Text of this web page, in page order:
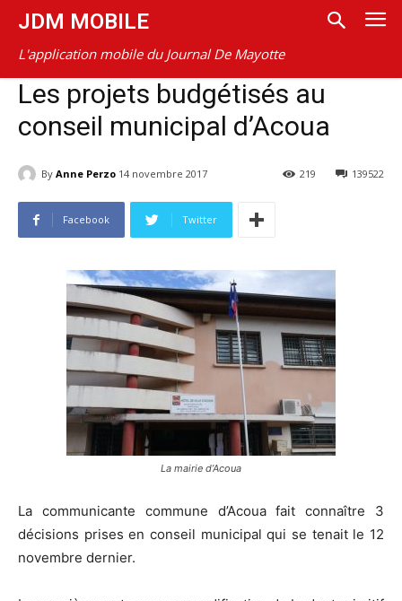
JDM MOBILE
L'application mobile du Journal De Mayotte
Les projets budgétisés au
conseil municipal d’Acoua
By Anne Perzo 14 novembre 2017 139522
219
Facebook Twitter
La mairie d’Acoua
La communicante commune d’Acoua fait connaître 3
décisions prises en conseil municipal qui se tenait le 12
novembre dernier.